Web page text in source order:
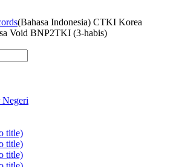
(Bahasa Indonesia) CTKI Korea
Void BNP2TKI (3-habis)
title)
title)
title)